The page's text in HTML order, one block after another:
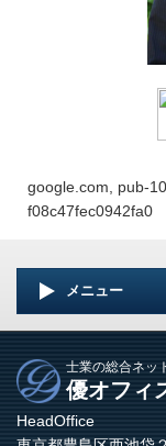
google.com, pub-
f08c47fec0942fa0
メニュー
士業の総合ネッ
優オフィ
HeadOffice